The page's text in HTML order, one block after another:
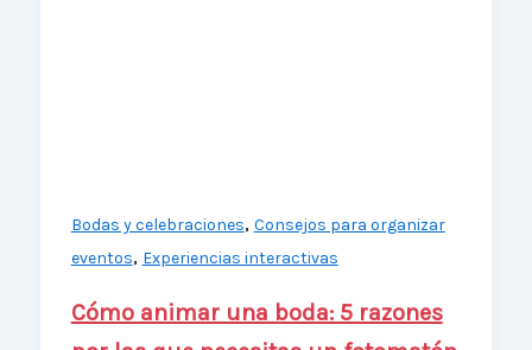
Bodas y celebraciones, Consejos para organizar
eventos, Experiencias interactivas
Cómo animar una boda: 5 razones